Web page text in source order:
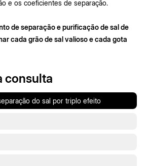
e os coeficientes de separação.
de separação e purificação de sal de
cada grão de sal valioso e cada gota
consulta